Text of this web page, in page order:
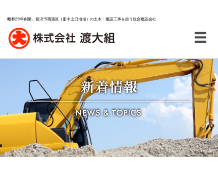
昭和29年創業、新潟市西蒲区（旧中之口地域）の土木・建設工事を担う総合建設会社